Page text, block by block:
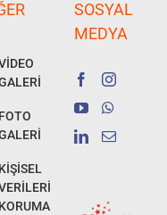
FOTO
KİŞİSEL
KORUMA
SOSYAL
MEDYA